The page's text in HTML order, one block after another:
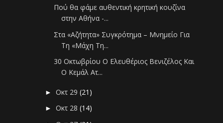
Πού θα φάμε αυθεντική κρητική κουζίνα
στην Αθήνα -...
Στα «Αζήτητα» Συγκρότημα – Μνημείο Για
Τη «Μάχη Τη...
30 Οκτωβρίου Ο Ελευθέριος Βενιζέλος Και
Ο Κεμάλ Ατ...
►Οκτ 29(21)
►Οκτ 28(14)